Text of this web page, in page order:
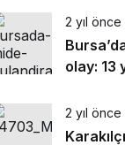
2 yıl önce
olay: 13
2 yıl önce